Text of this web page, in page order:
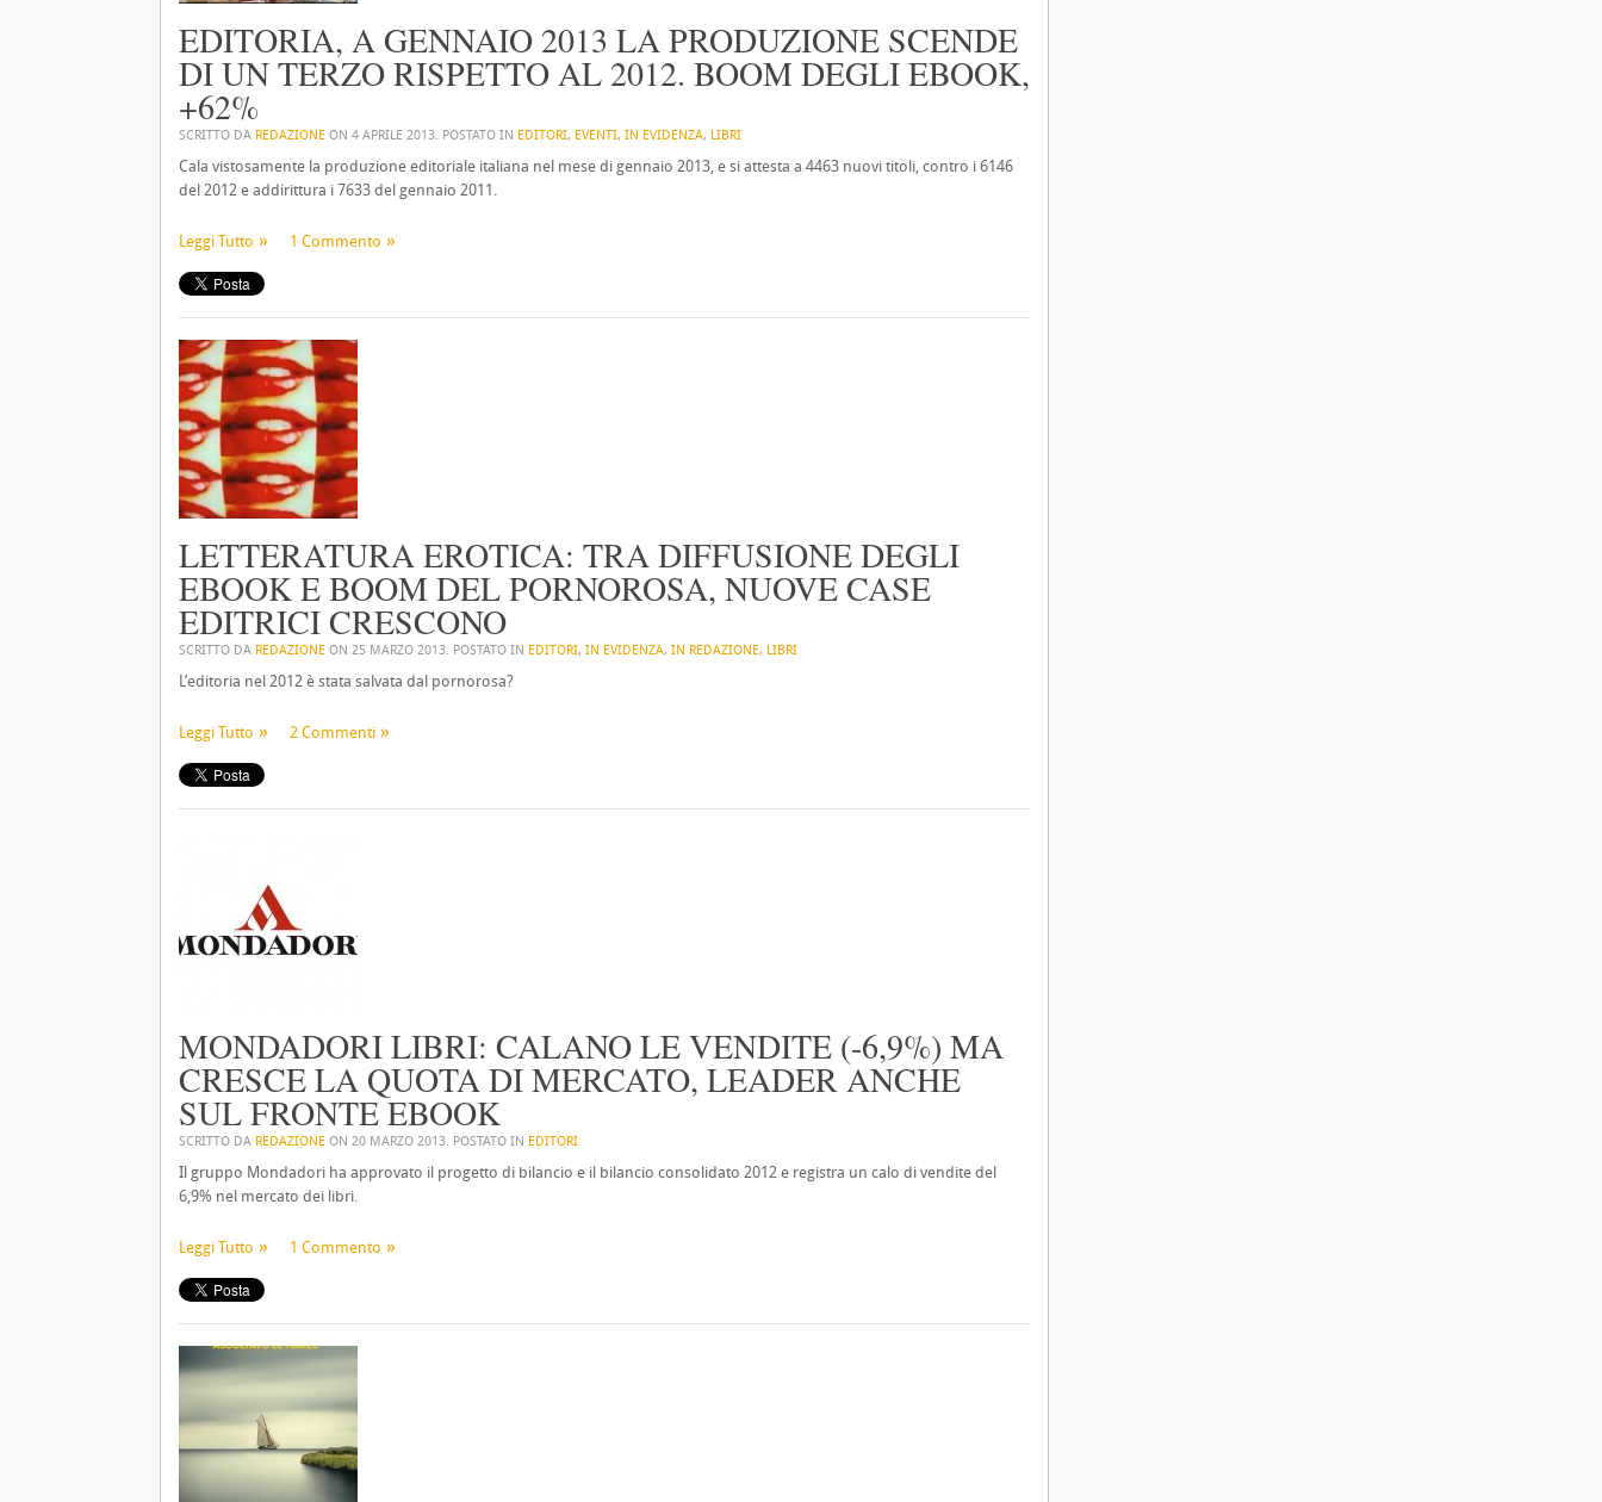
EDITORIA, A GENNAIO 2013 LA PRODUZIONE SCENDE
DI UN TERZO RISPETTO AL 2012. BOOM DEGLI EBOOK,
+62%
SCRITTO DA REDAZIONE ON 4 APRILE 2013. POSTATO IN EDITORI, EVENTI, IN EVIDENZA, LIBRI
Cala vistosamente la produzione editoriale italiana nel mese di gennaio 2013, e si attesta a 4463 nuovi titoli, contro i 6146
del 2012 e addirittura i 7633 del gennaio 2011.
Leggi Tutto 1 Commento
LETTERATURA EROTICA: TRA DIFFUSIONE DEGLI
EBOOK E BOOM DEL PORNOROSA, NUOVE CASE
EDITRICI CRESCONO
SCRITTO DA REDAZIONE ON 25 MARZO 2013. POSTATO IN EDITORI, IN EVIDENZA, IN REDAZIONE, LIBRI
L’editoria nel 2012 è stata salvata dal pornorosa?
Leggi Tutto 2 Commenti
MONDADORI LIBRI: CALANO LE VENDITE (-6,9%) MA
CRESCE LA QUOTA DI MERCATO, LEADER ANCHE
SUL FRONTE EBOOK
SCRITTO DA REDAZIONE ON 20 MARZO 2013. POSTATO IN EDITORI
Il gruppo Mondadori ha approvato il progetto di bilancio e il bilancio consolidato 2012 e registra un calo di vendite del
6,9% nel mercato dei libri.
Leggi Tutto 1 Commento